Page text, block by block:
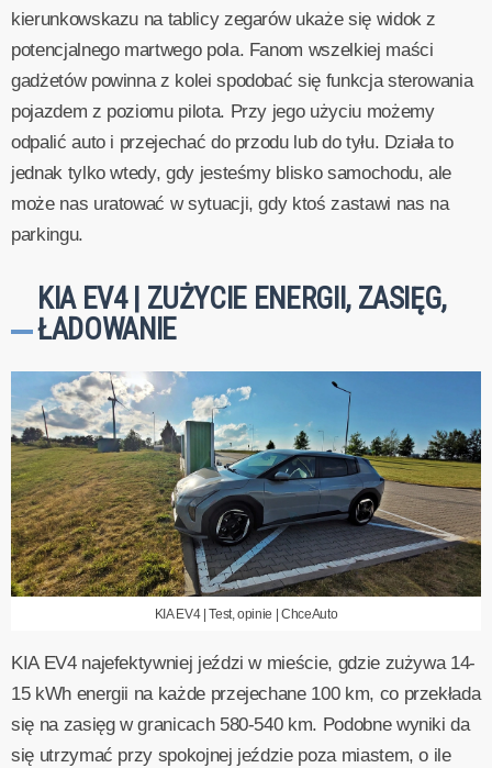
kierunkowskazu na tablicy zegarów ukaże się widok z
potencjalnego martwego pola. Fanom wszelkiej maści
gadżetów powinna z kolei spodobać się funkcja sterowania
pojazdem z poziomu pilota. Przy jego użyciu możemy
odpalić auto i przejechać do przodu lub do tyłu. Działa to
jednak tylko wtedy, gdy jesteśmy blisko samochodu, ale
może nas uratować w sytuacji, gdy ktoś zastawi nas na
parkingu.
KIA EV4 | ZUŻYCIE ENERGII, ZASIĘG,
ŁADOWANIE
KIA EV4 | Test, opinie | ChceAuto
KIA EV4 najefektywniej jeździ w mieście, gdzie zużywa 14-
15 kWh energii na każde przejechane 100 km, co przekłada
się na zasięg w granicach 580-540 km. Podobne wyniki da
się utrzymać przy spokojnej jeździe poza miastem, o ile